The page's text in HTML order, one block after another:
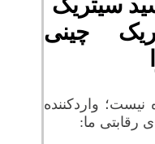
چینی
واردکننده
رقابتی ما: